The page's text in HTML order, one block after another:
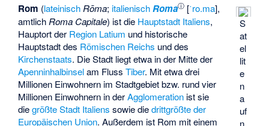
S
at
el
lit
e
n
a
uf
n
Rom (lateinisch Rōma; italienisch Romaⓘ [ˈro.ma],
amtlich Roma Capitale) ist die Hauptstadt Italiens,
Hauptort der Region Latium und historische
Hauptstadt des Römischen Reichs und des
Kirchenstaats. Die Stadt liegt etwa in der Mitte der
Apenninhalbinselam FlussTiber. Mit etwa drei
Millionen Einwohnern im Stadtgebiet bzw. rund vier
Millionen Einwohnern in derAgglomeration ist sie
diegrößte Stadt Italiens sowie diedrittgrößte der
Europäischen Union. Außerdem ist Rom mit einem